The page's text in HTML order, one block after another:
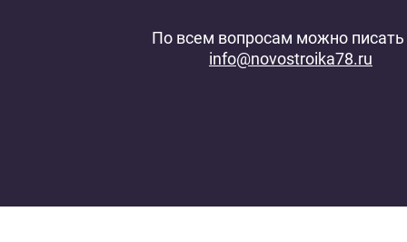
По всем вопросам можно писать
info@novostroika78.ru